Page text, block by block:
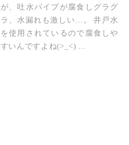
が、吐水パイプが腐食しグラグ
ラ、水漏れも激しい…。 井戸水
を使用されているので腐食しや
すいんですよね(>_<) …